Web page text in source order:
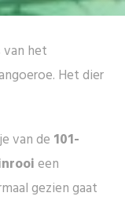
van het
Het dier
van de 101-
een
gezien gaat